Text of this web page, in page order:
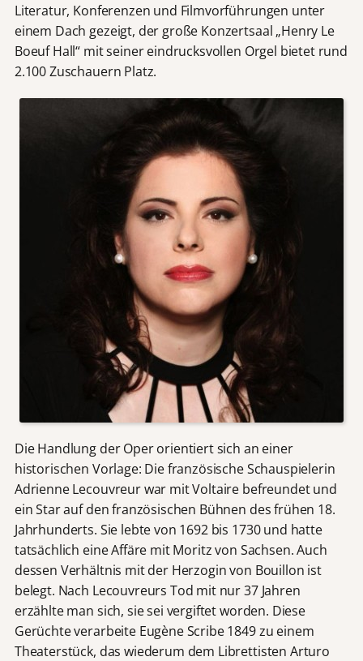
Literatur, Konferenzen und Filmvorführungen unter
einem Dach gezeigt, der große Konzertsaal „Henry Le
Boeuf Hall“ mit seiner eindrucksvollen Orgel bietet rund
2.100 Zuschauern Platz.
Die Handlung der Oper orientiert sich an einer
historischen Vorlage: Die französische Schauspielerin
Adrienne Lecouvreur war mit Voltaire befreundet und
ein Star auf den französischen Bühnen des frühen 18.
Jahrhunderts. Sie lebte von 1692 bis 1730 und hatte
tatsächlich eine Affäre mit Moritz von Sachsen. Auch
dessen Verhältnis mit der Herzogin von Bouillon ist
belegt. Nach Lecouvreurs Tod mit nur 37 Jahren
erzählte man sich, sie sei vergiftet worden. Diese
Gerüchte verarbeite Eugène Scribe 1849 zu einem
Theaterstück, das wiederum dem Librettisten Arturo